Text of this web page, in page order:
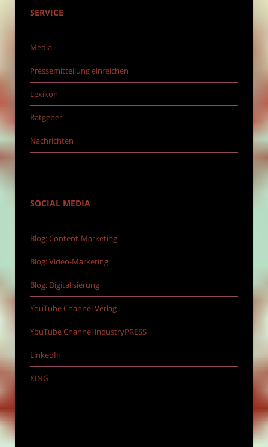
SERVICE
Media
Pressemitteilung einreichen
Lexikon
Ratgeber
Nachrichten
SOCIAL MEDIA
Blog: Content-Marketing
Blog: Video-Marketing
Blog: Digitalisierung
YouTube Channel Verlag
YouTube Channel industryPRESS
LinkedIn
XING